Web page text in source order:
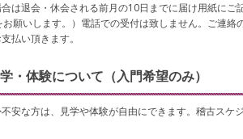
は退会・休会される前月の10日までに届け用紙に
願いします。）電話での受付は致しません。ご連
払い頂きます。
・体験について（入門希望のみ）
安な方は、見学や体験が自由にできます。稽古スケ